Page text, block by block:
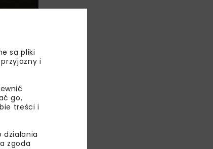
+10
i na
są pliki
i
go,
treści i
zgoda